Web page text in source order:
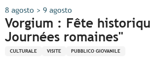
8 agosto > 9 agosto
Vorgium : Fête
Journées romaines"
CULTURALE VISITE PUBBLICO GIOVANILE